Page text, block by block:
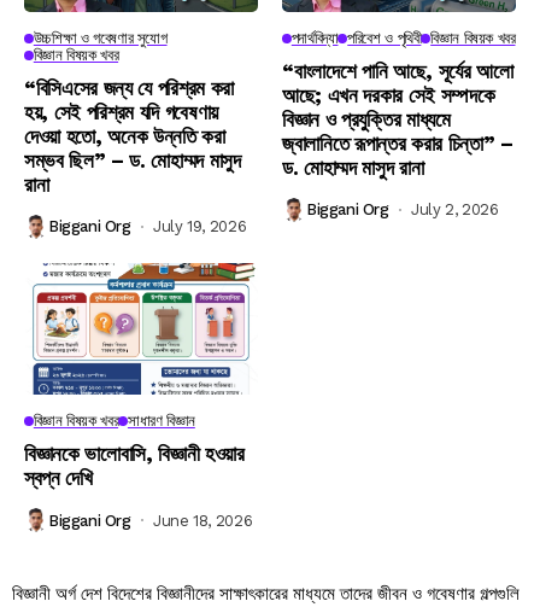
উচ্চশিক্ষা ও গবেষণার সুযোগ
বিজ্ঞান বিষয়ক খবর
“বিসিএসের জন্য যে পরিশ্রম করা
হয়, সেই পরিশ্রম যদি গবেষণায়
দেওয়া হতো, অনেক উন্নতি করা
সম্ভব ছিল” – ড. মোহাম্মদ মাসুদ
রানা
Biggani Org July 19, 2026
পদার্থবিদ্যা পরিবেশ ও পৃথিবী বিজ্ঞান বিষয়ক খবর
“বাংলাদেশে পানি আছে, সূর্যের আলো
আছে; এখন দরকার সেই সম্পদকে
বিজ্ঞান ও প্রযুক্তির মাধ্যমে
জ্বালানিতে রূপান্তর করার চিন্তা” –
ড. মোহাম্মদ মাসুদ রানা
Biggani Org July 2, 2026
বিজ্ঞান বিষয়ক খবর সাধারণ বিজ্ঞান
বিজ্ঞানকে ভালোবাসি, বিজ্ঞানী হওয়ার
স্বপ্ন দেখি
Biggani Org June 18, 2026
বিজ্ঞানী অর্গ দেশ বিদেশের বিজ্ঞানীদের সাক্ষাৎকারের মাধ্যমে তাদের জীবন ও গবেষণার গল্পগুলি